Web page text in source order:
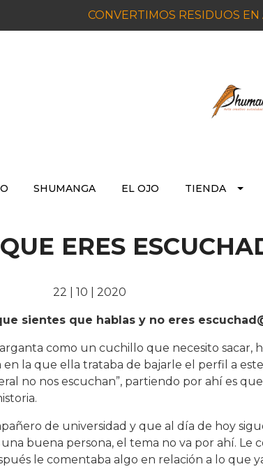
CONVERTIMOS RESIDUOS
SHUMANGA EL OJO TIENDA
ERES
22 | 10 | 2020
sientes que hablas y no eres
como un cuchillo que necesito sacar,
la que ella trataba de bajarle el perfil a
no nos escuchan”, partiendo por ahí es
de universidad y que al día de hoy
buena persona, el tema no va por ahí. Le
le comentaba algo en relación a lo que